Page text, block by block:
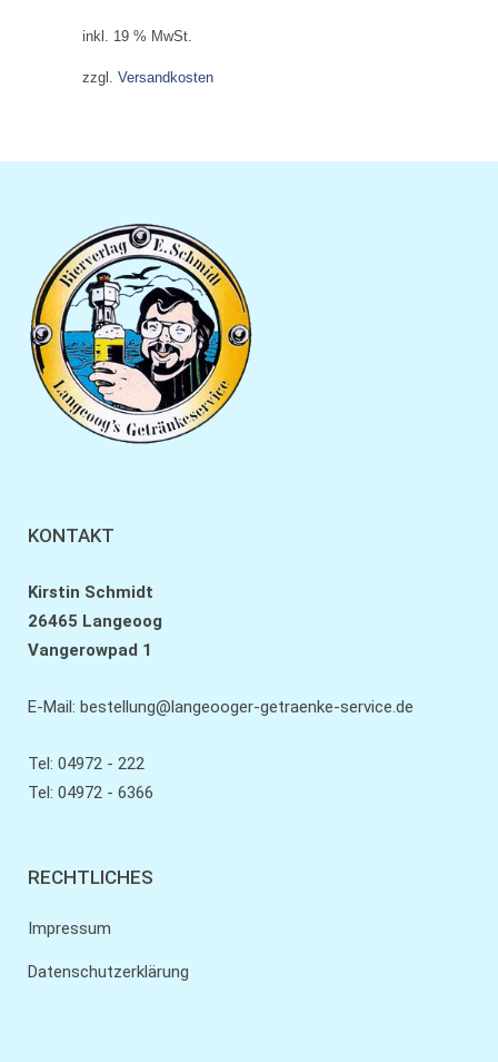
inkl. 19 % MwSt.
zzgl. Versandkosten
KONTAKT
Kirstin Schmidt
26465 Langeoog
Vangerowpad 1
E-Mail: bestellung@langeooger-getraenke-service.de
Tel: 04972 - 222
Tel: 04972 - 6366
RECHTLICHES
Impressum
Datenschutzerklärung